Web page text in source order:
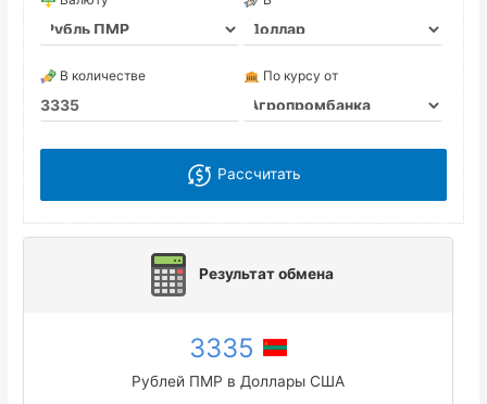
В количестве По курсу от
Рассчитать
Результат обмена
3335
Рублей ПМР в Доллары США